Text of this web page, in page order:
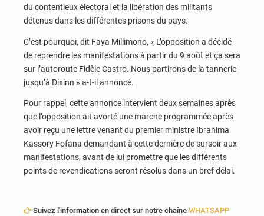
du contentieux électoral et la libération des militants
détenus dans les différentes prisons du pays.
C’est pourquoi, dit Faya Millimono, « L’opposition a décidé
de reprendre les manifestations à partir du 9 août et ça sera
sur l’autoroute Fidèle Castro. Nous partirons de la tannerie
jusqu’à Dixinn » a-t-il annoncé.
Pour rappel, cette annonce intervient deux semaines après
que l’opposition ait avorté une marche programmée après
avoir reçu une lettre venant du premier ministre Ibrahima
Kassory Fofana demandant à cette dernière de sursoir aux
manifestations, avant de lui promettre que les différents
points de revendications seront résolus dans un bref délai.
Suivez l'information en direct sur notre chaîne WHATSAPP